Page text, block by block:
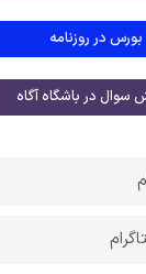
بورس در روزنامه
سوال در باشگاه آگاه